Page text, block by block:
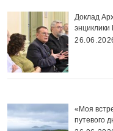
Доклад
«Моя
путевого